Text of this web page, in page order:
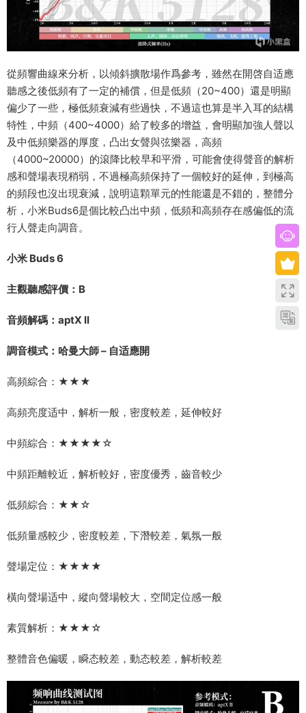
從頻響曲線來分析，以傾斜擴散場作爲參考，雖然在開啓自适應
聽感之後低頻有了一定的補償，但是低頻（20~400）還是明顯
偏少了一些，極低頻衰減有些過快，不過這也算是半入耳的結構
特性，中頻（400~4000）給了較多的增益，會明顯加強人聲以
及中低頻樂器的厚度，凸出女聲與弦樂器，高頻
（4000~20000）的滾降比較早和平滑，可能會使得聲音的解析
感和聲場表現稍弱，不過極高頻保持了一個較好的延伸，到極高
的頻段也沒出現衰減，說明這顆單元的性能還是不錯的，整體分
析，小米Buds6是個比較凸出中頻，低頻和高頻存在感偏低的流
行人聲走向調音。
小米 Buds 6
主觀聽感評價：B
音頻解碼：aptX ll
調音模式：哈曼大師 – 自适應開
高頻綜合：★★★
高頻亮度适中，解析一般，密度較差，延伸較好
中頻綜合：★★★★☆
中頻距離較近，解析較好，密度優秀，齒音較少
低頻綜合：★★☆
低頻量感較少，密度較差，下潛較差，氣氛一般
聲場定位：★★★★
橫向聲場适中，縱向聲場較大，空間定位感一般
素質解析：★★★☆
整體音色偏暖，瞬态較差，動态較差，解析較差